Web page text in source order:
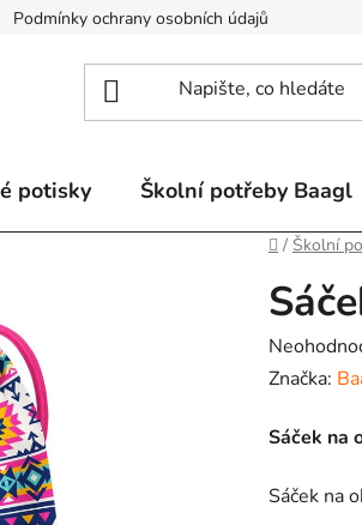
Podmínky ochrany osobních údajů
potisky Školní potřeby Baagl
Domů
/ Školní
Průměrné
hodnocení
je
z
Značka:
Sáček na
Sáček na